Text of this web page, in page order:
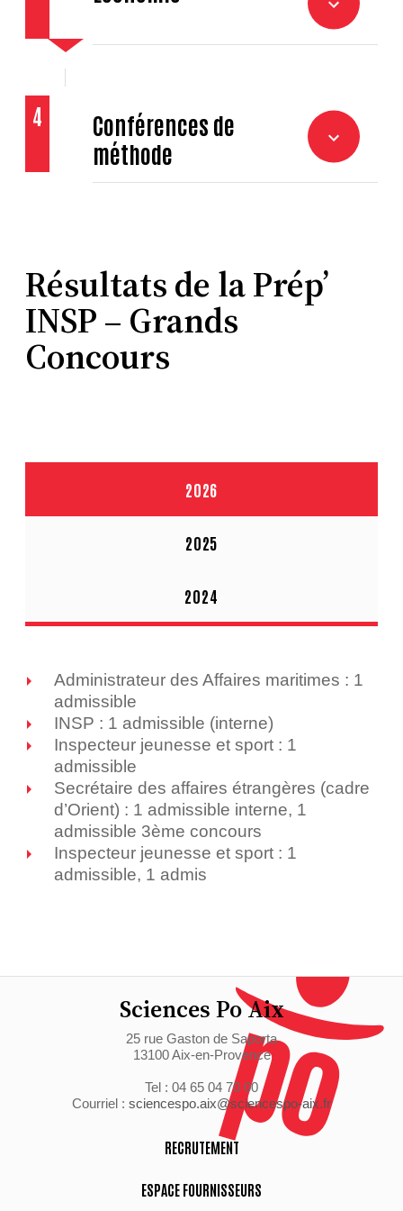
4
Conférences de
méthode
Résultats de la Prép’
INSP – Grands
Concours
2026
2025
2024
Administrateur des Affaires maritimes : 1
admissible
INSP : 1 admissible (interne)
Inspecteur jeunesse et sport : 1
admissible
Secrétaire des affaires étrangères (cadre
d’Orient) : 1 admissible interne, 1
admissible 3ème concours
Inspecteur jeunesse et sport : 1
admissible, 1 admis
Sciences Po Aix
25 rue Gaston de Saporta
13100 Aix-en-Provence
Tel : 04 65 04 70 00
Courriel : sciencespo.aix@sciencespo-aix.fr
RECRUTEMENT
ESPACE FOURNISSEURS